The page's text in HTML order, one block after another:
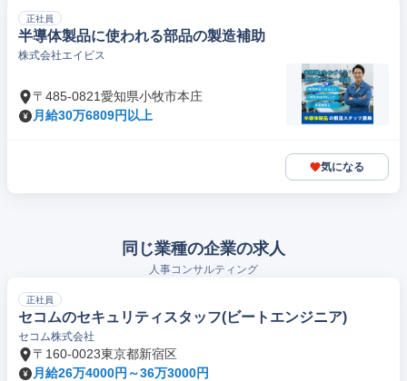
正社員
半導体製品に使われる部品の製造補助
株式会社エイビス
〒485-0821愛知県小牧市本庄
月給30万6809円以上
気になる
同じ業種の企業の求人
人事コンサルティング
正社員
セコムのセキュリティスタッフ(ビートエンジニア)
セコム株式会社
〒160-0023東京都新宿区
月給26万4000円～36万3000円